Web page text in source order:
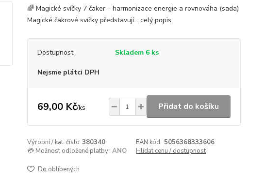
🌈 Magické svíčky 7 čaker – harmonizace energie a rovnováha (sada)
Magické čakrové svíčky představují... celý popis
Dostupnost Skladem 6 ks
Nejsme plátci DPH
69,00 Kč/ks Přidat do košíku
Výrobní / kat. číslo 380340 EAN kód: 5056368333606
💳 Možnost odložené platby: ANO Hlídat cenu / dostupnost
Do oblíbených